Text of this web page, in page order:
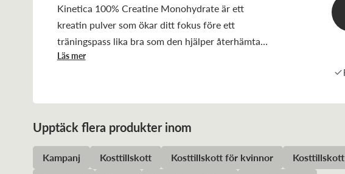
Kinetica 100% Creatine Monohydrate är ett
kreatin pulver som ökar ditt fokus före ett
träningspass lika bra som den hjälper återhämta
efter ett träningspass!
Läs mer
Upptäck flera produkter inom
Kampanj Kosttillskott Kosttillskott för kvinnor